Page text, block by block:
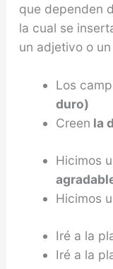
que dependen
la cual se
un adjetivo o
Los
duro)
Creen la
Hicimos
Hicimos
Iré a la
Iré a la